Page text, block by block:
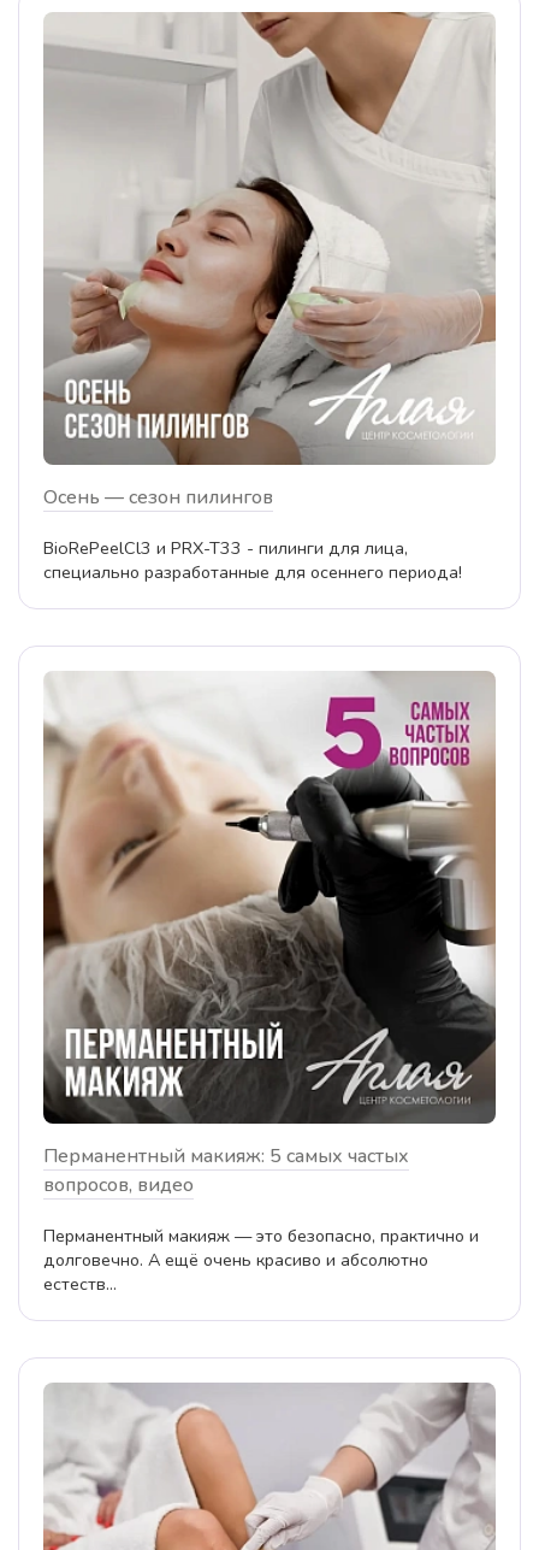
Осень — сезон пилингов
BioRePeelCl3 и PRX-T33 - пилинги для лица,
специально разработанные для осеннего периода!
Перманентный макияж: 5 самых частых
вопросов, видео
Перманентный макияж — это безопасно, практично и
долговечно. А ещё очень красиво и абсолютно
естеств...